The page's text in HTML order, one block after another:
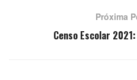
Próxima
Censo Escolar